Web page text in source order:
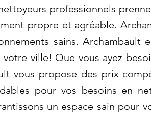
professionnels
propre et agréable.
sains. Archambault
ville! Que vous ayez
vous propose des prix
pour vos besoins en
un espace sain pour